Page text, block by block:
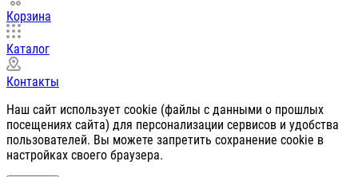
Корзина
Каталог
Контакты
Наш сайт использует cookie (файлы с данными о прошлых
посещениях сайта) для персонализации сервисов и удобства
пользователей. Вы можете запретить сохранение cookie в
настройках своего браузера.